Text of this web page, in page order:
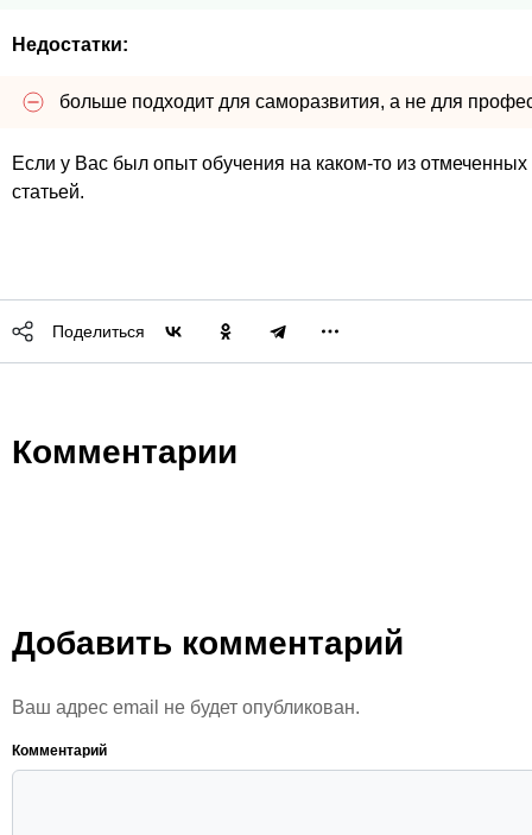
Недостатки:
больше подходит для саморазвития, а не для
Если у Вас был опыт обучения на каком-то из
статьей.
Поделиться
Комментарии
Добавить комментарий
Ваш адрес email не будет опубликован.
Комментарий